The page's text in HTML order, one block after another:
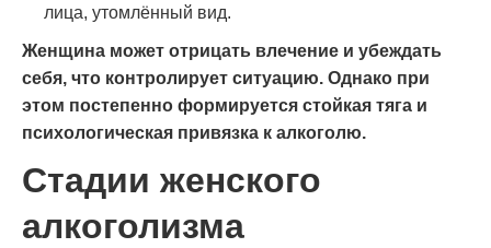
лица, утомлённый вид.
Женщина может отрицать влечение и убеждать
себя, что контролирует ситуацию. Однако при
этом постепенно формируется стойкая тяга и
психологическая привязка к алкоголю.
Стадии женского
алкоголизма